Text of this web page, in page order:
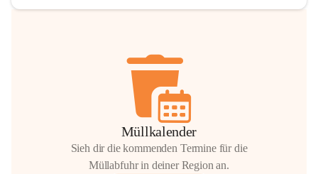
Müllkalender
Sieh dir die kommenden Termine für die
Müllabfuhr in deiner Region an.